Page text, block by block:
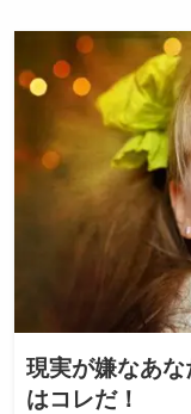
現実が嫌なあ
はコレだ！